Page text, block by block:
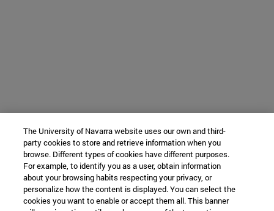
The University of Navarra website uses our own and third-
party cookies to store and retrieve information when you
browse. Different types of cookies have different purposes.
For example, to identify you as a user, obtain information
about your browsing habits respecting your privacy, or
personalize how the content is displayed. You can select the
cookies you want to enable or accept them all. This banner